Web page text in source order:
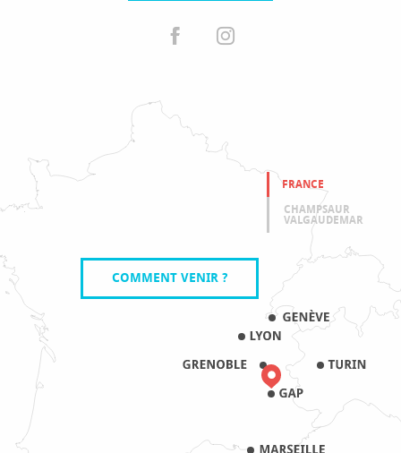
FRANCE
CHAMPSAUR
VALGAUDEMAR
COMMENT VENIR ?